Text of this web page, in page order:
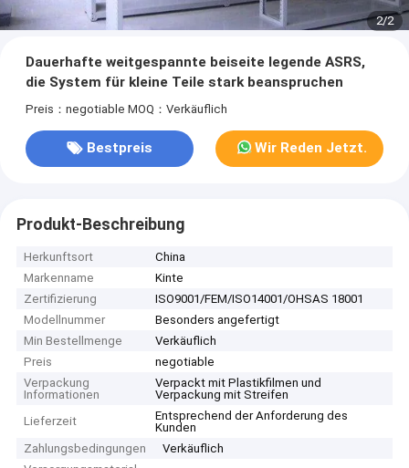
2/2
Dauerhafte weitgespannte beiseite legende ASRS,
die System für kleine Teile stark beanspruchen
Preis：negotiable MOQ：Verkäuflich
Bestpreis Wir Reden Jetzt.
Produkt-Beschreibung
Herkunftsort
China
Markenname
Kinte
Zertifizierung
ISO9001/FEM/ISO14001/OHSAS 18001
Modellnummer
Besonders angefertigt
Min Bestellmenge
Verkäuflich
Preis
negotiable
Verpackung
Informationen
Verpackt mit Plastikfilmen und
Verpackung mit Streifen
Lieferzeit
Entsprechend der Anforderung des
Kunden
Zahlungsbedingungen
Verkäuflich